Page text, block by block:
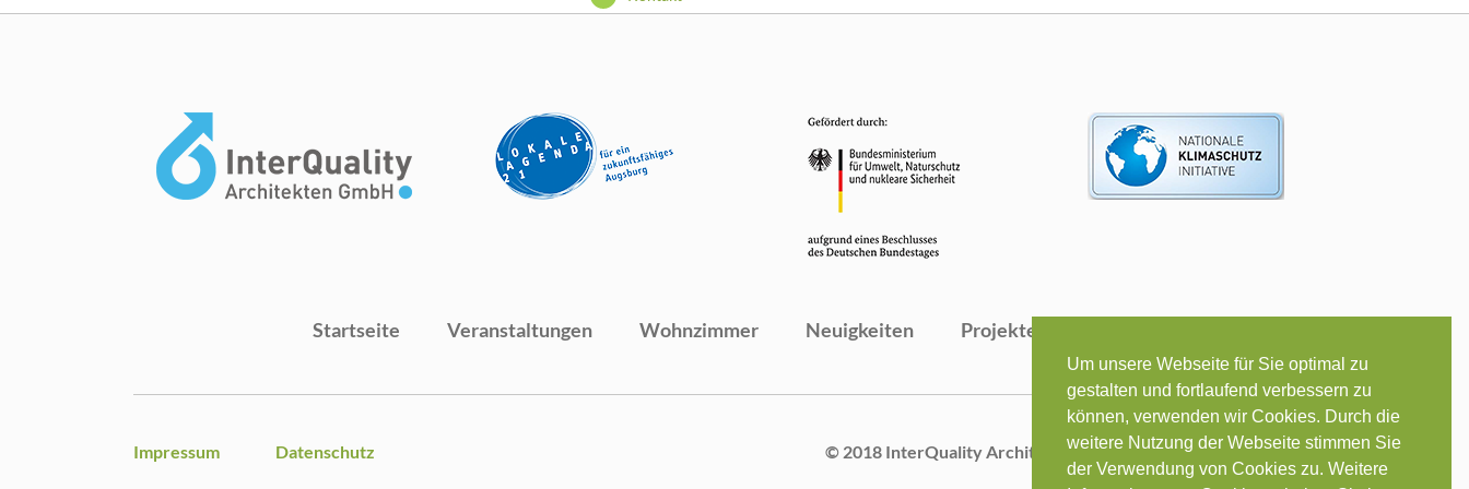
Um unsere Webseite für Sie optimal zu
gestalten und fortlaufend verbessern zu
können, verwenden wir Cookies. Durch die
weitere Nutzung der Webseite stimmen Sie
der Verwendung von Cookies zu. Weitere
Startseite Veranstaltungen Wohnzimmer Neuigkeiten Projekte
Impressum Datenschutz © 2018 InterQuality Architekten GmbH | Alle Rechte vorbehalten